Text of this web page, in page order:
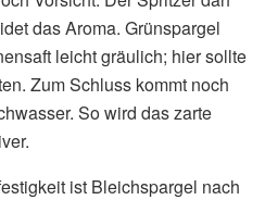
das Aroma. Grünspargel
leicht gräulich; hier sollte
Zum Schluss kommt noch
So wird das zarte
ist Bleichspargel nach